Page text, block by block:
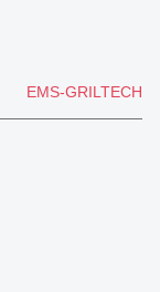
EMS-GRILTECH